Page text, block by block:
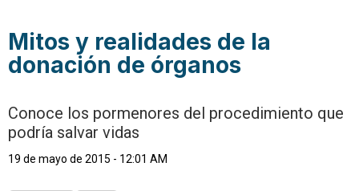
Mitos y realidades de la
donación de órganos
Conoce los pormenores del procedimiento que
podría salvar vidas
19 de mayo de 2015 - 12:01 AM